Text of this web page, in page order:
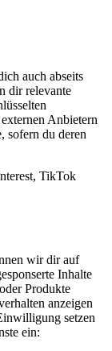
auch abseits
dir relevante
Anbietern
sofern du deren
TikTok
wir dir auf
Inhalte
Produkte
anzeigen
setzen
ein: